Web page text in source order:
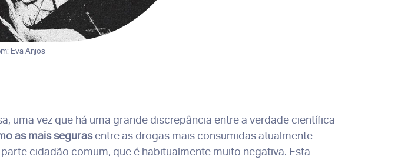
Eva Anjos
uma vez que há uma grande discrepância entre a verdade científica
as mais segurasentre as drogas mais consumidas atualmente
cidadão comum, que é habitualmente muito negativa. Esta